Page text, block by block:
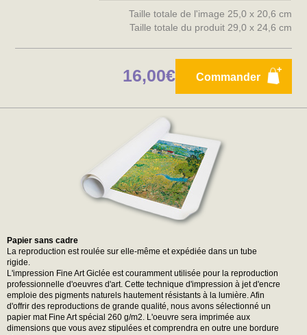
Taille totale de l'image 25,0 x 20,6 cm
Taille totale du produit 29,0 x 24,6 cm
Commander
16,00€
Papier sans cadre
La reproduction est roulée sur elle-même et expédiée dans un tube
rigide.
L'impression Fine Art Giclée est couramment utilisée pour la reproduction
professionnelle d'oeuvres d'art. Cette technique d'impression à jet d'encre
emploie des pigments naturels hautement résistants à la lumière. Afin
d'offrir des reproductions de grande qualité, nous avons sélectionné un
papier mat Fine Art spécial 260 g/m2. L'oeuvre sera imprimée aux
dimensions que vous avez stipulées et comprendra en outre une bordure